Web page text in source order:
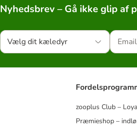
Nyhedsbrev – Gå ikke glip
Vælg dit kæledyr
zooplus Club –
Præmieshop –